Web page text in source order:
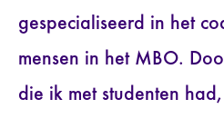
gespecialiseerd in het
mensen in het MBO.
die ik met studenten